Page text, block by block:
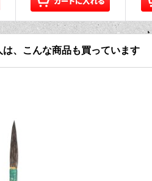
、こんな商品も買っています